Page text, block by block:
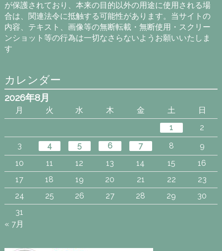
が保護されており、本来の目的以外の用途に使用される場
合は、関連法令に抵触する可能性があります。当サイトの
内容、テキスト、画像等の無断転載・無断使用・スクリー
ンショット等の行為は一切なさらないようお願いいたしま
す
カレンダー
2026年8月
月 火 水 木 金 土
日
1
2
3
4 5 6 7 8
9
10
11 12 13 14 15
16
17
18 19 20 21 22
23
24
25 26 27 28 29
30
31
« 7月